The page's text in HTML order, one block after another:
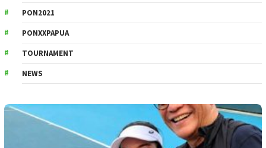
PON2021
PONXXPAPUA
TOURNAMENT
NEWS